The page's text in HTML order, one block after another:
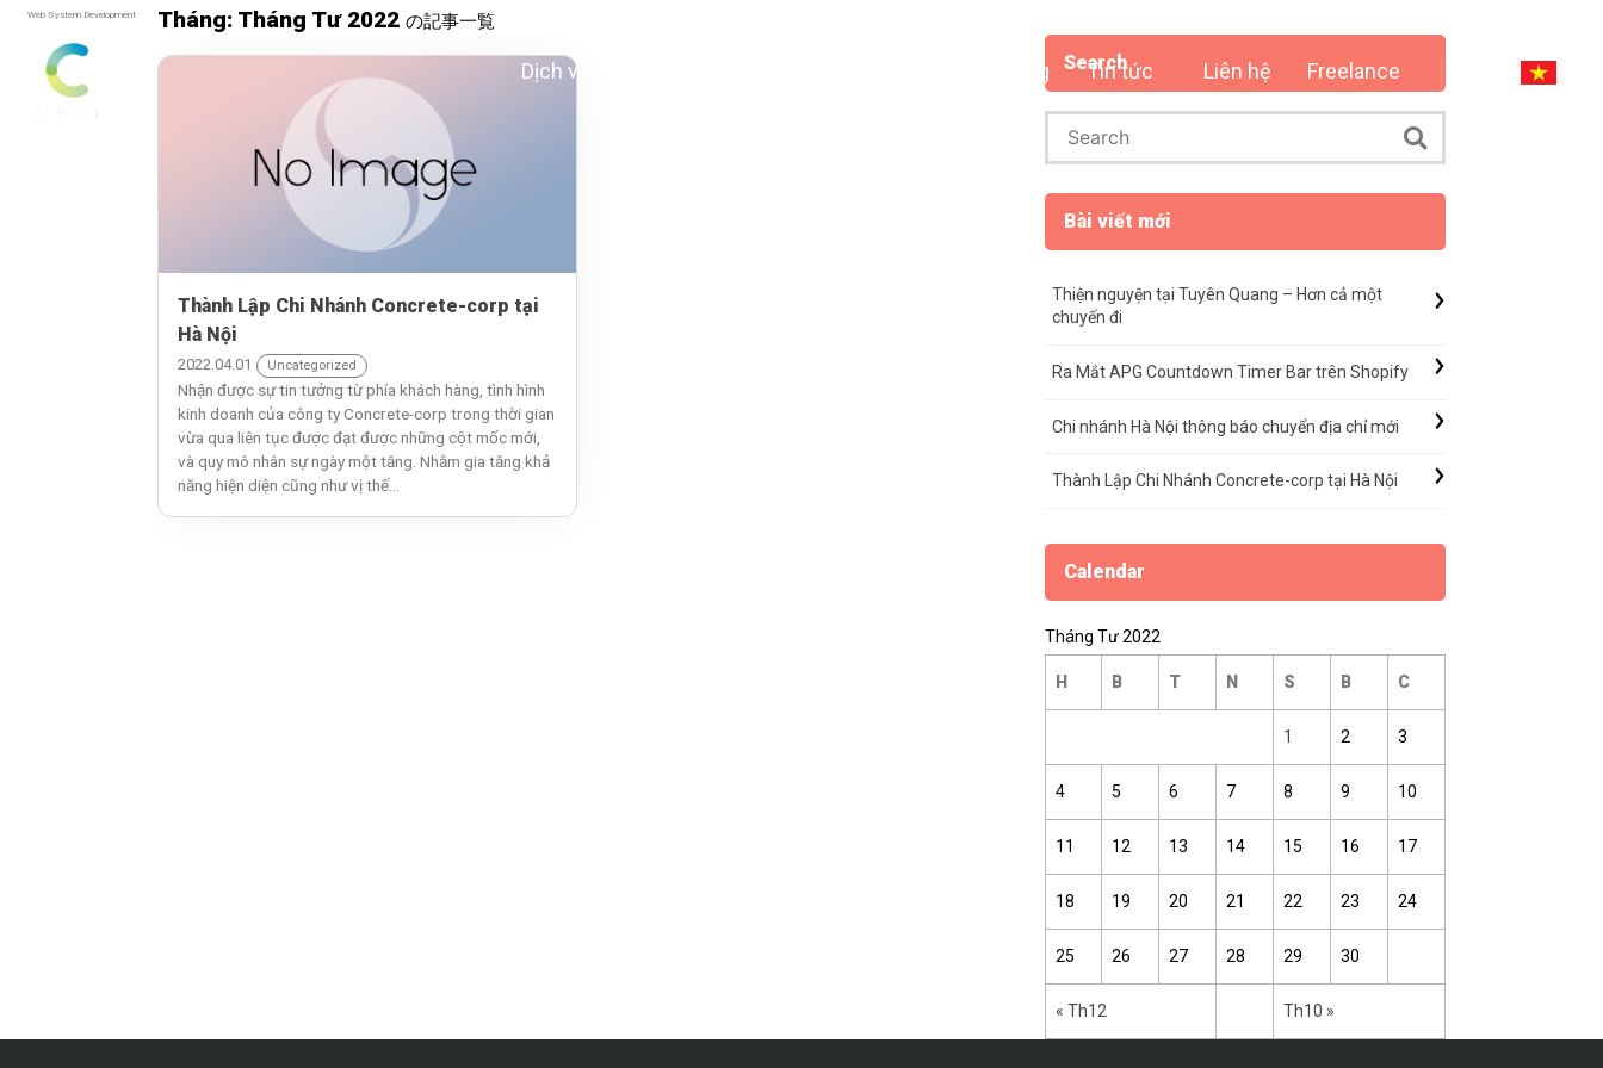
Web System Development
Dịch vụ Tuyển dụng Tin tức Liên hệ Freelance
Tháng: Tháng Tư 2022 の記事一覧
Thành Lập Chi Nhánh Concrete-corp tại
Hà Nội
2022.04.01 Uncategorized
Nhận được sự tin tưởng từ phía khách hàng, tình hình
kinh doanh của công ty Concrete-corp trong thời gian
vừa qua liên tục được đạt được những cột mốc mới,
và quy mô nhân sự ngày một tăng. Nhằm gia tăng khả
năng hiện diện cũng như vị thế...
Search
Bài viết mới
Thiện nguyện tại Tuyên Quang – Hơn cả một
chuyến đi
Ra Mắt APG Countdown Timer Bar trên Shopify
Chi nhánh Hà Nội thông báo chuyển địa chỉ mới
Thành Lập Chi Nhánh Concrete-corp tại Hà Nội
Calendar
Tháng Tư 2022
H B T N S B C
« Th12 Th10 »
1 2 3
4 5 6 7 8 9 10
11 12 13 14 15 16 17
18 19 20 21 22 23 24
25 26 27 28 29 30